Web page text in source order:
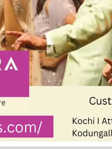
നടപ്പാതയുടെ പല
യാത്ര അതീവ
നടപടികൾ
പ്രദേശവാസികൾ
സംരക്ഷണ വേലിക്ക്
ആശങ്കയിലാഴ്ത്തുന്ന